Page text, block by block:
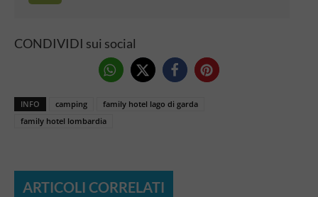
CONDIVIDI sui social
INFO camping
family hotel lago di garda
family hotel lombardia
ARTICOLI CORRELATI